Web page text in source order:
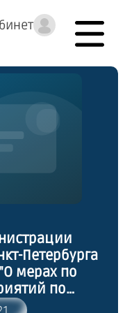
Петербурга
мерах по
по